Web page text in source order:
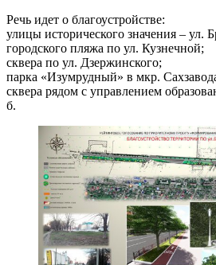
Речь идет о благоустройстве:
улицы исторического значения – ул.
городского пляжа по ул. Кузнечной;
сквера по ул. Дзержинского;
парка «Изумрудный» в мкр.
сквера рядом с управлением
б.